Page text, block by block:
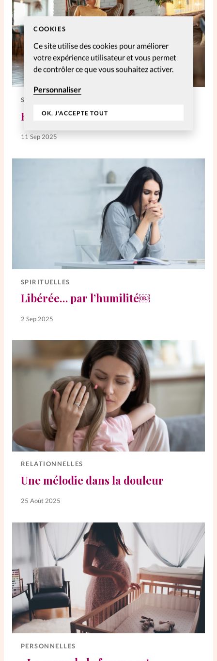
COOKIES
Ce site utilise des cookies pour améliorer
votre expérience utilisateur et vous permet
de contrôler ce que vous souhaitez activer.
Personnaliser
OK, J'ACCEPTE TOUT
SPIRITUELLES
Habiter le temps avec Dieu
11 Sep 2025
SPIRITUELLES
Libérée… par l’humilité￼
2 Sep 2025
RELATIONNELLES
Une mélodie dans la douleur
25 Août 2025
PERSONNELLES